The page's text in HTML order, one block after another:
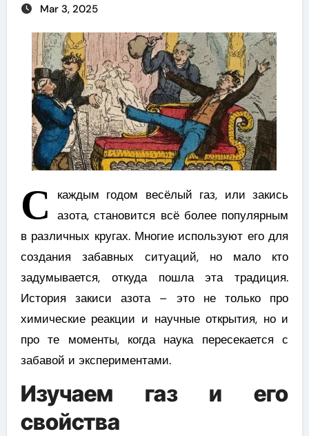
Mar 3, 2025
С
каждым годом весёлый газ, или закись
азота, становится всё более популярным
в различных кругах. Многие используют его для
создания забавных ситуаций, но мало кто
задумывается, откуда пошла эта традиция.
История закиси азота – это не только про
химические реакции и научные открытия, но и
про те моменты, когда наука пересекается с
забавой и экспериментами.
Изучаем газ и его
свойства